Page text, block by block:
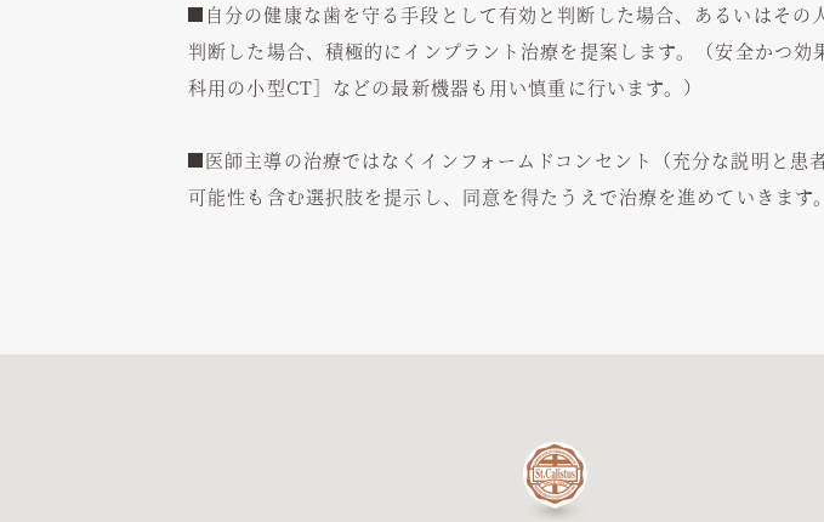
自分の健康な歯を守る手段として有効と判断した場合、あるいはそ
判断した場合、積極的にインプラント治療を提案します。（安全かつ
科用の小型CT］などの最新機器も用い慎重に行います。）
医師主導の治療ではなくインフォームドコンセント（充分な説明と
可能性も含む選択肢を提示し、同意を得たうえで治療を進めていきます。